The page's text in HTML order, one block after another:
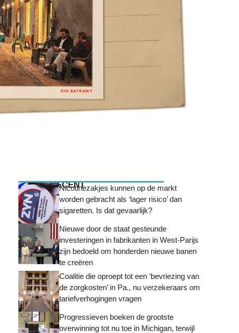
MEEST RECENTNicotinezakjes kunnen op de markt
worden gebracht als ‘lager risico’ dan
sigaretten. Is dat gevaarlijk?
Nieuwe door de staat gesteunde
investeringen in fabrikanten in West-Parijs
zijn bedoeld om honderden nieuwe banen
te creëren
Coalitie die oproept tot een ‘bevriezing van
de zorgkosten’ in Pa., nu verzekeraars om
tariefverhogingen vragen
Progressieven boeken de grootste
overwinning tot nu toe in Michigan, terwijl